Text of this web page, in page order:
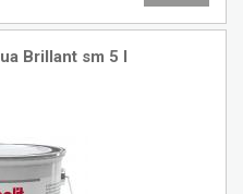
Brillant sm 5 l